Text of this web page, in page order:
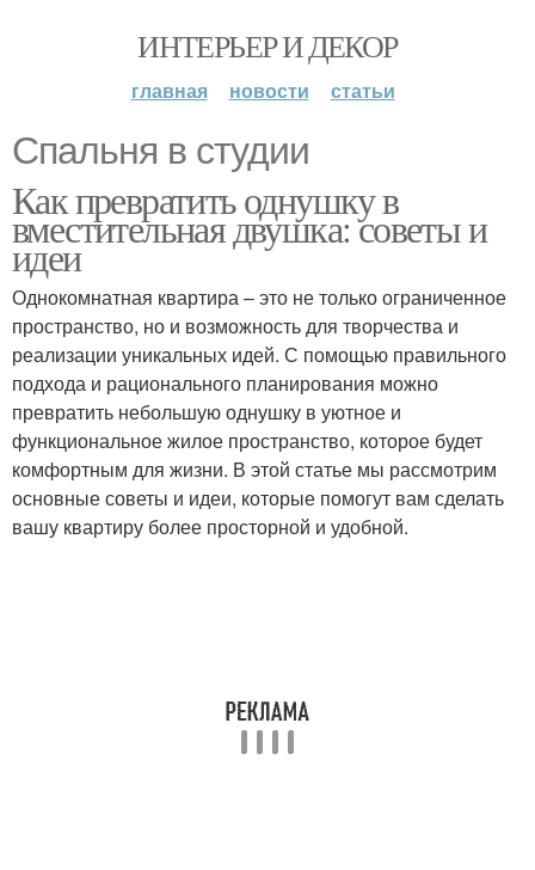
ИНТЕРЬЕР И ДЕКОР
главная новости статьи
Спальня в студии
Как превратить однушку в
вместительная двушка: советы и
идеи
Однокомнатная квартира – это не только ограниченное
пространство, но и возможность для творчества и
реализации уникальных идей. С помощью правильного
подхода и рационального планирования можно
превратить небольшую однушку в уютное и
функциональное жилое пространство, которое будет
комфортным для жизни. В этой статье мы рассмотрим
основные советы и идеи, которые помогут вам сделать
вашу квартиру более просторной и удобной.